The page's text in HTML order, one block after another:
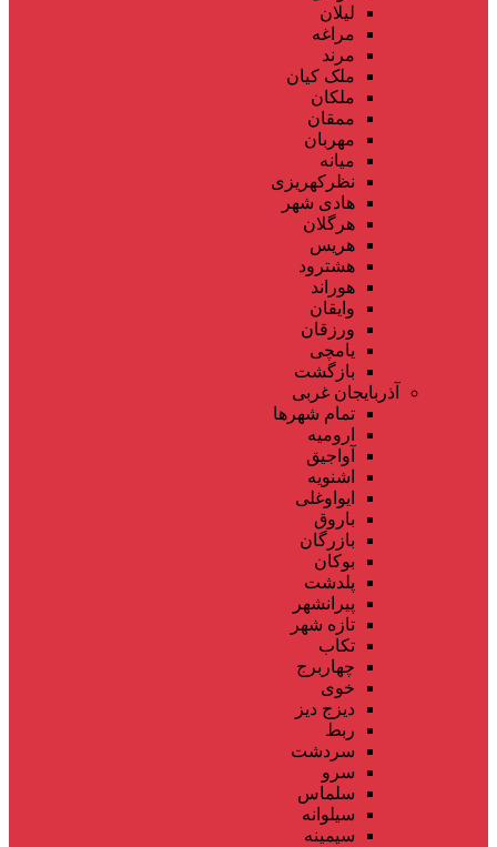
لیلان
مراغه
مرند
ملک کیان
ملکان
ممقان
مهربان
میانه
نظرکهریزی
هادی شهر
هرگلان
هریس
هشترود
هوراند
وایقان
ورزقان
یامچی
بازگشت
آذربایجان غربی
تمام شهر‌ها
ارومیه
آواجیق
اشنویه
ایواوغلی
باروق
بازرگان
بوکان
پلدشت
پیرانشهر
تازه شهر
تکاب
چهاربرج
خوی
دیزج دیز
ربط
سردشت
سرو
سلماس
سیلوانه
سیمینه